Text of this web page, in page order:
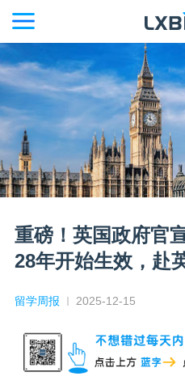
重磅！英国政府官
28年开始生效，赴
留学周报 2025-12-15